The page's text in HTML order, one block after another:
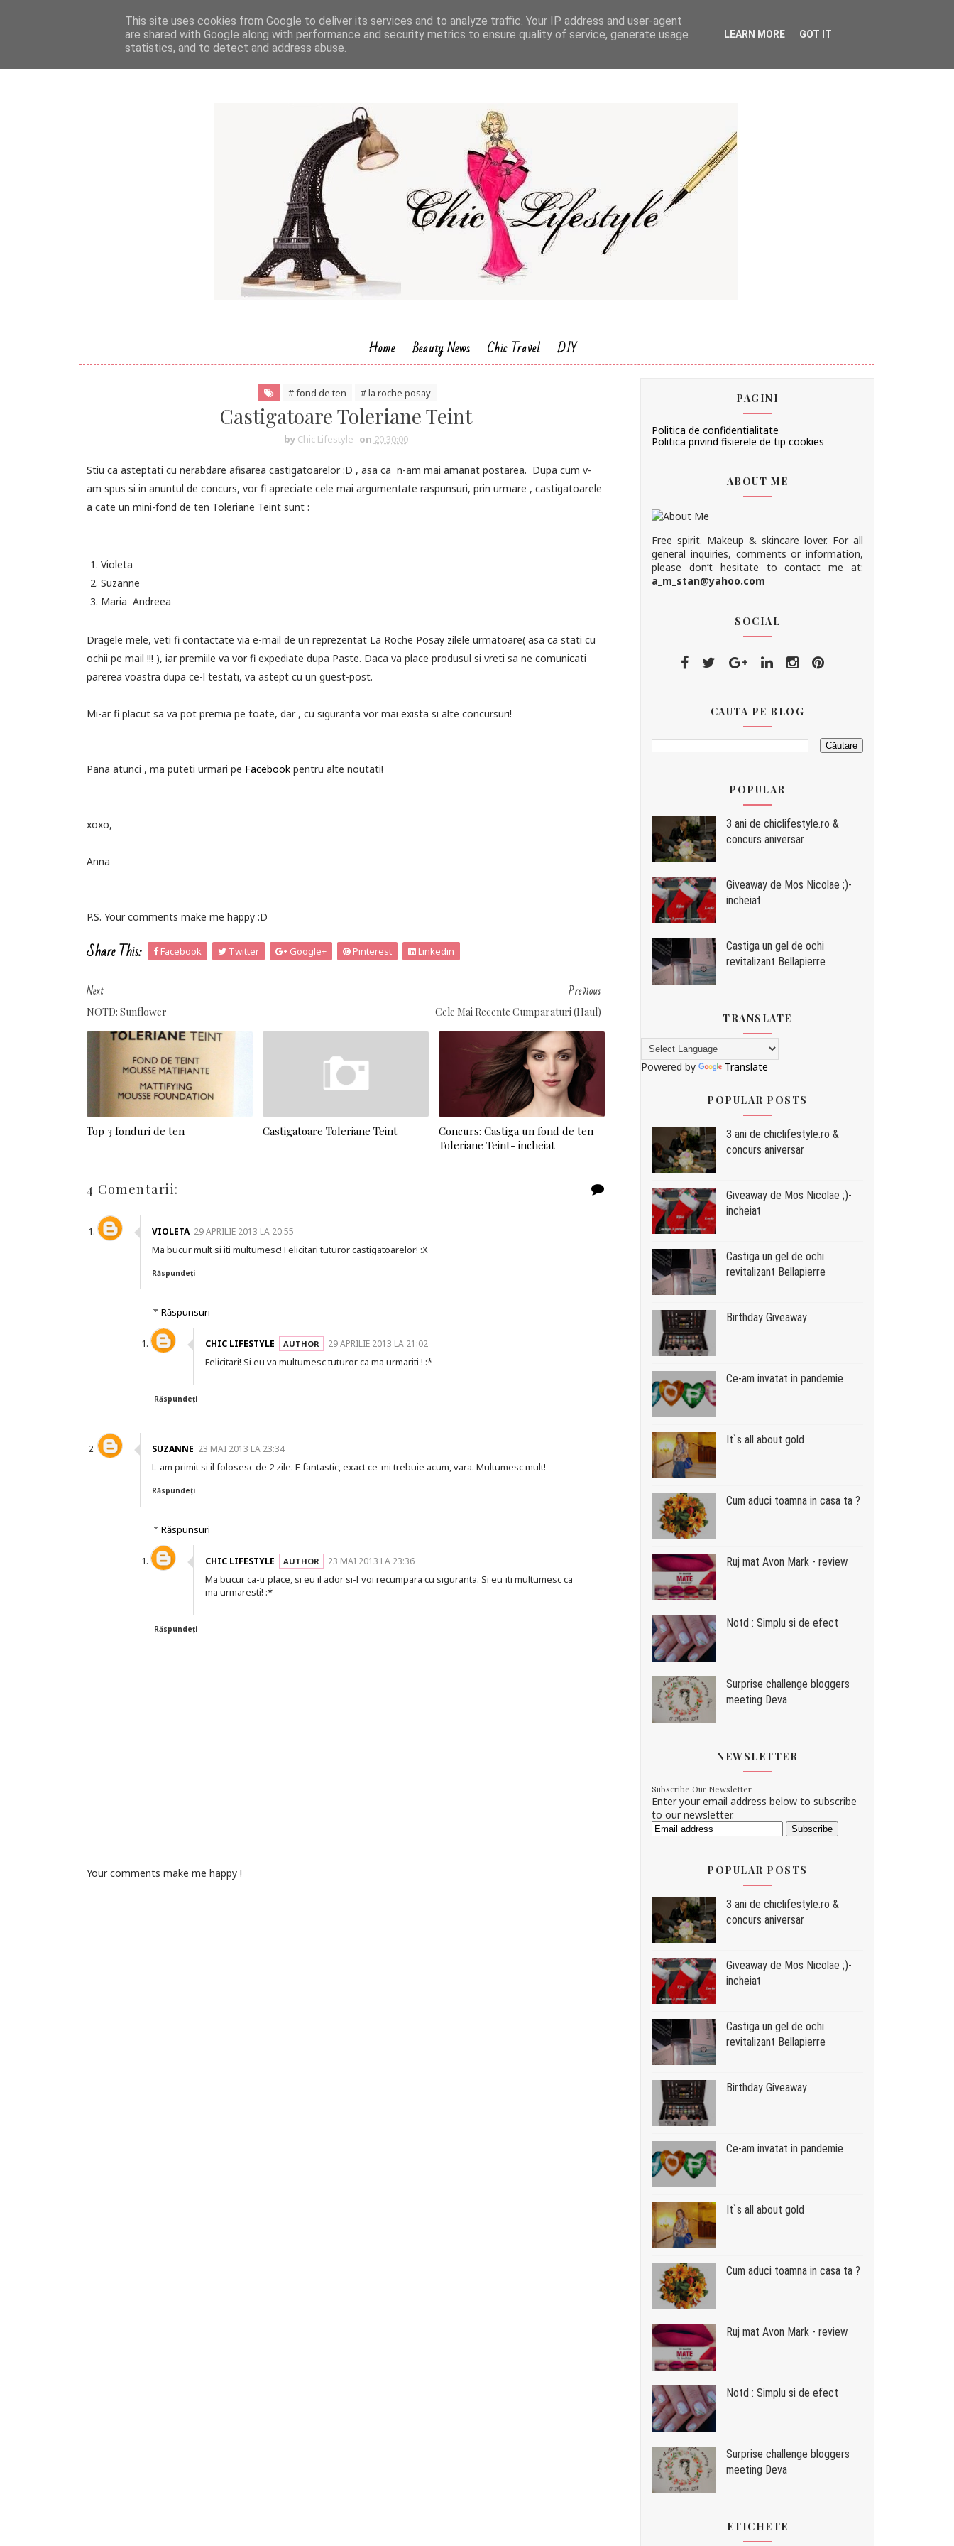
Home Beauty News Chic Travel DIY
# fond de ten # la roche posay
Castigatoare Toleriane Teint
by Chic Lifestyle on 20:30:00
Stiu ca asteptati cu nerabdare afisarea castigatoarelor :D , asa ca n-am mai amanat postarea. Dupa cum v-
am spus si in anuntul de concurs, vor fi apreciate cele mai argumentate raspunsuri, prin urmare , castigatoarele
a cate un mini-fond de ten Toleriane Teint sunt :
Violeta
Suzanne
Maria Andreea
Dragele mele, veti fi contactate via e-mail de un reprezentat La Roche Posay zilele urmatoare( asa ca stati cu
ochii pe mail !!! ), iar premiile va vor fi expediate dupa Paste. Daca va place produsul si vreti sa ne comunicati
parerea voastra dupa ce-l testati, va astept cu un guest-post.
Mi-ar fi placut sa va pot premia pe toate, dar , cu siguranta vor mai exista si alte concursuri!
Pana atunci , ma puteti urmari pe Facebook pentru alte noutati!
xoxo,
Anna
P.S. Your comments make me happy :D
Share This: Facebook Twitter Google+ Pinterest Linkedin
Next
NOTD: Sunflower
Previous
Cele Mai Recente Cumparaturi (haul)
Top 3 fonduri de ten Castigatoare Toleriane Teint
Concurs: Castiga un fond de ten
Toleriane Teint- incheiat
4 Comentarii:
VIOLETA 29 APRILIE 2013 LA 20:55
Ma bucur mult si iti multumesc! Felicitari tuturor castigatoarelor! :X
Răspundeți
Răspunsuri
CHIC LIFESTYLE 29 APRILIE 2013 LA 21:02
Felicitari! Si eu va multumesc tuturor ca ma urmariti ! :*
Răspundeți
SUZANNE 23 MAI 2013 LA 23:34
L-am primit si il folosesc de 2 zile. E fantastic, exact ce-mi trebuie acum, vara. Multumesc mult!
Răspundeți
Răspunsuri
CHIC LIFESTYLE 23 MAI 2013 LA 23:36
Ma bucur ca-ti place, si eu il ador si-l voi recumpara cu siguranta. Si eu iti multumesc ca
ma urmaresti! :*
Răspundeți
Your comments make me happy !
PAGINI
Politica de confidentialitate
Politica privind fisierele de tip cookies
ABOUT ME
Free spirit. Makeup & skincare lover. For all
general inquiries, comments or information,
please don’t hesitate to contact me at:
a_m_stan@yahoo.com
SOCIAL
CAUTA PE BLOG
POPULAR
3 ani de chiclifestyle.ro &
concurs aniversar
Giveaway de Mos Nicolae ;)-
incheiat
Castiga un gel de ochi
revitalizant Bellapierre
TRANSLATE
Powered by Translate
POPULAR POSTS
3 ani de chiclifestyle.ro &
concurs aniversar
Giveaway de Mos Nicolae ;)-
incheiat
Castiga un gel de ochi
revitalizant Bellapierre
Birthday Giveaway
Ce-am invatat in pandemie
It`s all about gold
Cum aduci toamna in casa ta ?
Ruj mat Avon Mark - review
Notd : Simplu si de efect
Surprise challenge bloggers
meeting Deva
NEWSLETTER
Subscribe Our Newsletter
Enter your email address below to subscribe
to our newsletter.
POPULAR POSTS
3 ani de chiclifestyle.ro &
concurs aniversar
Giveaway de Mos Nicolae ;)-
incheiat
Castiga un gel de ochi
revitalizant Bellapierre
Birthday Giveaway
Ce-am invatat in pandemie
It`s all about gold
Cum aduci toamna in casa ta ?
Ruj mat Avon Mark - review
Notd : Simplu si de efect
Surprise challenge bloggers
meeting Deva
ETICHETE
This site uses cookies from Google to deliver its services and to analyze traffic. Your IP address and user-agent
are shared with Google along with performance and security metrics to ensure quality of service, generate usage
statistics, and to detect and address abuse.
LEARN MORE GOT IT